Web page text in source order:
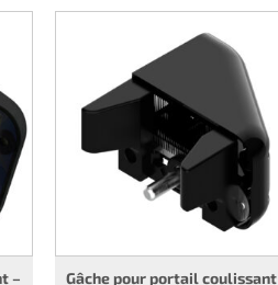
–
Gâche pour portail coulissant